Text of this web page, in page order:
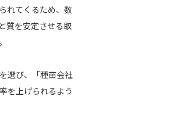
れてくるため、数
質を安定させる取
選び、「種苗会社
を上げられるよう